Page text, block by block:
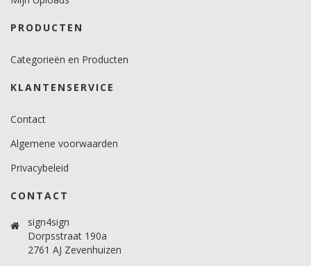
10 -30 graden.
PRODUCTEN
Categorieën en Producten
KLANTENSERVICE
Contact
Algemene voorwaarden
Privacybeleid
CONTACT
sign4sign
Dorpsstraat 190a
2761 AJ Zevenhuizen